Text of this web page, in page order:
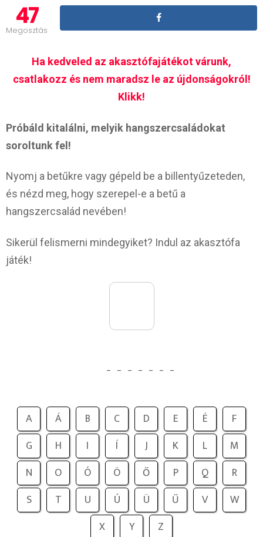
47
Megosztás
Ha kedveled az akasztófajátékot várunk,
csatlakozz és nem maradsz le az újdonságokról!
Klikk!
Próbáld kitalálni, melyik hangszercsaládokat
soroltunk fel!
Nyomj a betűkre vagy gépeld be a billentyűzeteden,
és nézd meg, hogy szerepel-e a betű a
hangszercsalád nevében!
Sikerül felismerni mindegyiket? Indul az akasztófa
játék!
A Á B C D E É
F
G
H I Í J K L
M
N
O Ó Ö Ő P Q
R
S
T U Ú Ü Ű V
W
X
Y Z